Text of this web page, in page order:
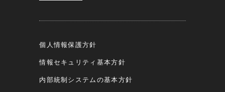
個人情報保護方針
情報セキュリティ基本方針
内部統制システムの基本方針